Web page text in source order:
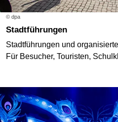
© dpa
Stadtführungen
Stadtführungen und
Für Besucher, Touristen,